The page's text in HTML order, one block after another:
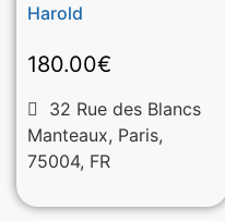
Harold
180.00€
32 Rue des Blancs
Manteaux, Paris,
75004, FR